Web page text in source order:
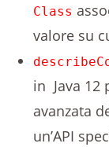
Class
valore su
in Java 12
avanzata
un’API